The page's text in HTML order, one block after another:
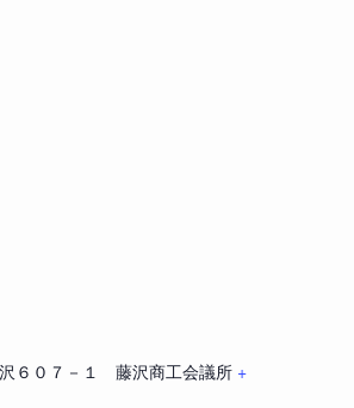
６０７－１ 藤沢商工会議所 +